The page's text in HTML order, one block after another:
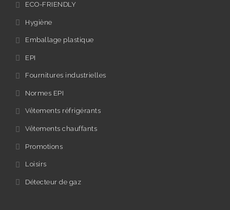
ECO-FRIENDLY
Hygiène
Emballage plastique
EPI
Fournitures industrielles
Normes EPI
Vêtements réfrigérants
Vêtements chauffants
Promotions
Loisirs
Détecteur de gaz